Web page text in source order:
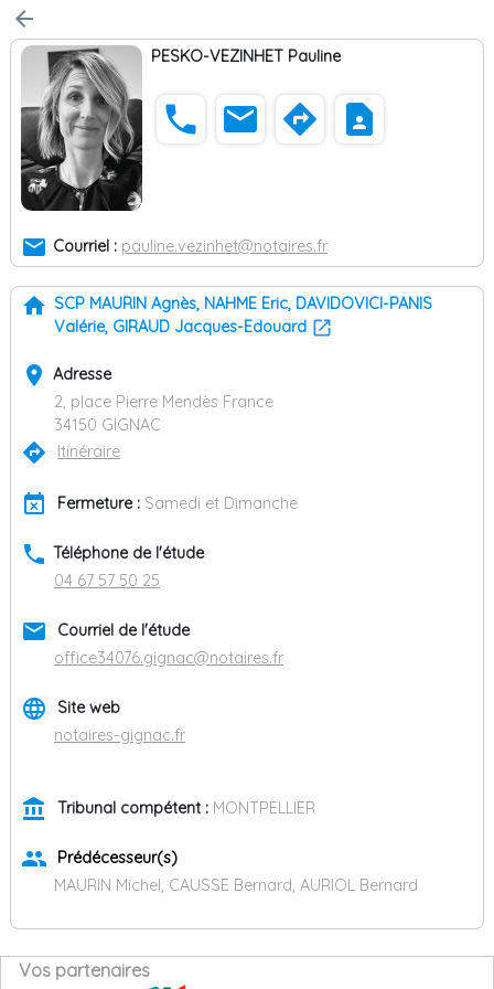
arrow_back
PESKO-VEZINHET Pauline
phone email directions contact_page
email Courriel : pauline.vezinhet@notaires.fr
home SCP MAURIN Agnès, NAHME Eric, DAVIDOVICI-PANIS
Valérie, GIRAUD Jacques-Edouard
place Adresse
2, place Pierre Mendès France
34150 GIGNAC
directions Itinéraire
event_busy Fermeture : Samedi et Dimanche
phone Téléphone de l'étude
04 67 57 50 25
email
Courriel de l'étude
office34076.gignac@notaires.fr
language
Site web
notaires-gignac.fr
account_balance Tribunal compétent : MONTPELLIER
group
Prédécesseur(s)
MAURIN Michel, CAUSSE Bernard, AURIOL Bernard
Vos partenaires